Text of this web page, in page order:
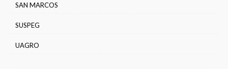
SAN MARCOS
SUSPEG
UAGRO